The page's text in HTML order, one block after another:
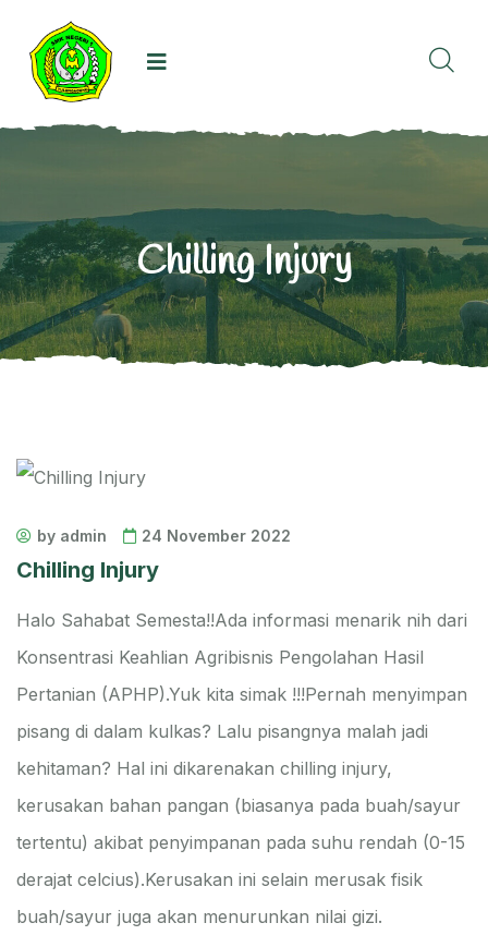
Chilling Injury
by admin 24 November 2022
Chilling Injury
Halo Sahabat Semesta!!Ada informasi menarik nih dari
Konsentrasi Keahlian Agribisnis Pengolahan Hasil
Pertanian (APHP).Yuk kita simak !!!Pernah menyimpan
pisang di dalam kulkas? Lalu pisangnya malah jadi
kehitaman? Hal ini dikarenakan chilling injury,
kerusakan bahan pangan (biasanya pada buah/sayur
tertentu) akibat penyimpanan pada suhu rendah (0-15
derajat celcius).Kerusakan ini selain merusak fisik
buah/sayur juga akan menurunkan nilai gizi.